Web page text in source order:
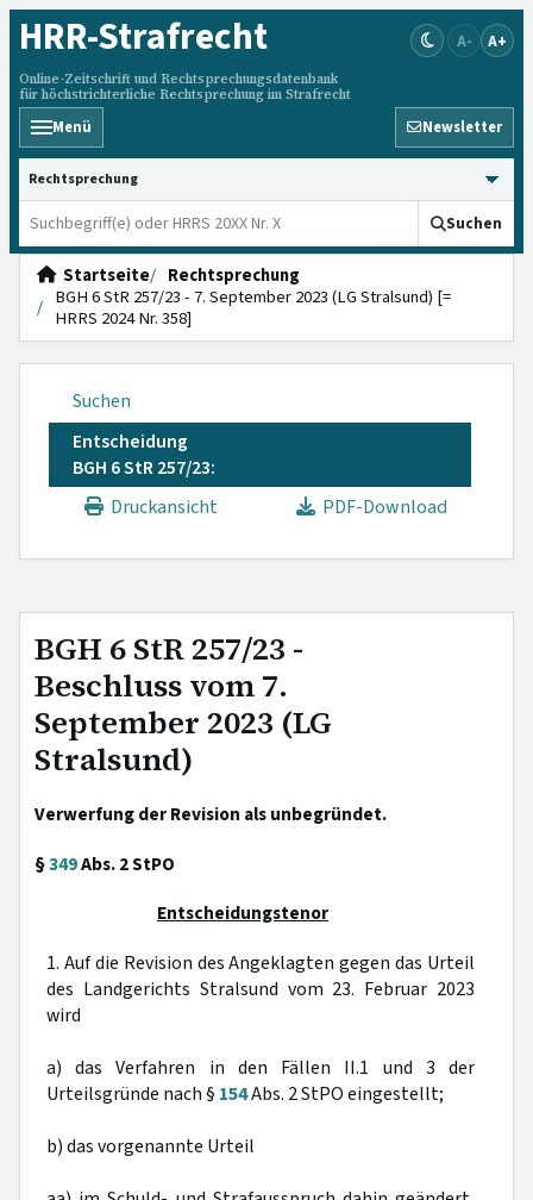
HRR-Strafrecht
Online-Zeitschrift und Rechtsprechungsdatenbank
für höchstrichterliche Rechtsprechung im Strafrecht
A- A+
Menü Newsletter
HRRS durchsuchen
Suchen
Startseite
Rechtsprechung
BGH 6 StR 257/23 - 7. September 2023 (LG Stralsund) [=
HRRS 2024 Nr. 358]
Suchen
Entscheidung
BGH 6 StR 257/23:
Druckansicht
PDF-Download
BGH 6 StR 257/23 -
Beschluss vom 7.
September 2023 (LG
Stralsund)
Verwerfung der Revision als unbegründet.
§349Abs. 2 StPO
Entscheidungstenor
1. Auf die Revision des Angeklagten gegen das Urteil
des Landgerichts Stralsund vom 23. Februar 2023
wird
a) das Verfahren in den Fällen II.1 und 3 der
Urteilsgründe nach § 154Abs. 2 StPO eingestellt;
b) das vorgenannte Urteil